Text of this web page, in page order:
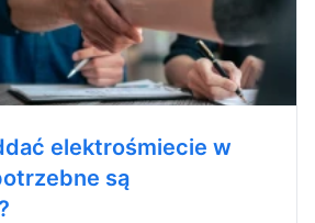
elektrośmiecie w
są